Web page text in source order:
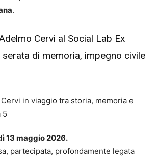
.
Cervi al Social Lab Ex
di memoria, impegno civile
13 maggio 2026.
partecipata, profondamente legata